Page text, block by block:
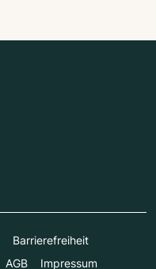
Barrierefreiheit
AGB Impressum